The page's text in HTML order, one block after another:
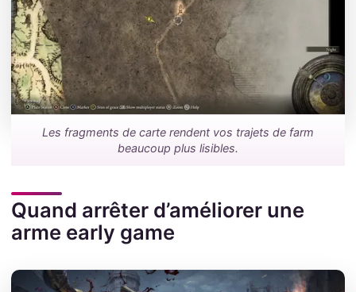
Les fragments de carte rendent vos trajets de farm
beaucoup plus lisibles.
Quand arrêter d’améliorer une
arme early game